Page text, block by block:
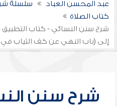
عبد المحسن العباد
سلسلة
كتاب الصلاة
شرح سنن النسائي - كتاب
إلى (باب النهي عن كف الثياب
شرح سنن